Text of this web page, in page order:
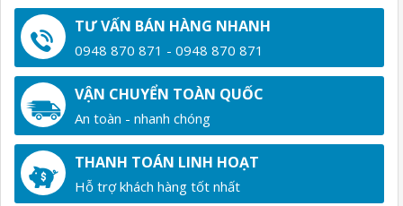
TƯ VẤN BÁN HÀNG NHANH
0948 870 871 - 0948 870 871
VẬN CHUYỂN TOÀN QUỐC
An toàn - nhanh chóng
THANH TOÁN LINH HOẠT
Hỗ trợ khách hàng tốt nhất